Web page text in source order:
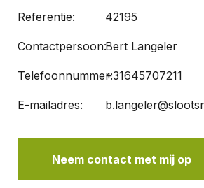
Referentie: 42195
Contactpersoon:Bert Langeler
Telefoonnummer:+31645707211
E-mailadres:
Neem contact met mij op